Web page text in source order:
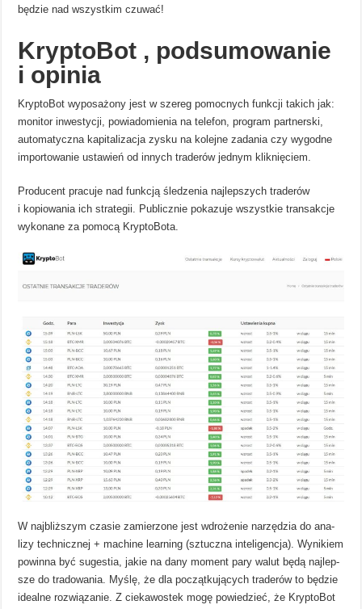
będzie nad wszystkim czuwać!
KryptoBot , podsumowanie
i opinia
Kryp­to­Bot wypo­sa­żony jest w sze­reg pomoc­nych funk­cji takich jak:
moni­tor inwe­sty­cji, powia­do­mie­nia na tele­fon, pro­gram part­ner­ski,
auto­matyczna kapi­ta­li­za­cja zysku na kolejne zada­nia czy wygodne
impor­to­wa­nie usta­wień od innych tra­de­rów jed­nym klik­nię­ciem.
Producent pra­cuje nad funk­cją śle­dze­nia naj­lep­szych tra­de­rów
i kopio­wa­nia ich stra­te­gii. Publicz­nie poka­zuje wszyst­kie trans­ak­cje
wyko­nane za pomocą Kryp­to­Bota.
W najbliższym czasie zamierzone jest wdro­żenie narzę­dzia do ana­
lizy tech­nicz­nej + machine lear­ning (sztuczna inte­li­gen­cja). Wyni­kiem
powinna być suge­stia, jakie na dany moment pary walut będą ​naj­lep­
sze do tra­do­wa­nia. Myślę, że dla począt­ku­ją­cych tra­de­rów to będzie
ide­alne roz­wią­za­nie. Z cie­ka­wo­stek mogę powie­dzieć, że Kryp­to­Bot